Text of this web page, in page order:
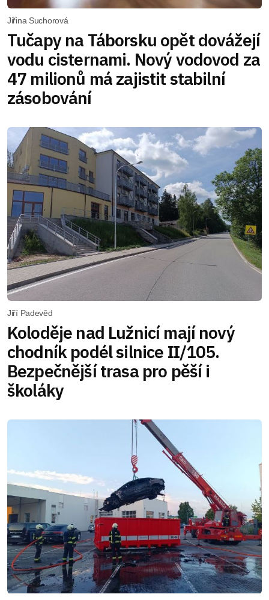
Jiřina Suchorová
Tučapy na Táborsku opět dovážejí
vodu cisternami. Nový vodovod za
47 milionů má zajistit stabilní
zásobování
Jiří Padevěd
Koloděje nad Lužnicí mají nový
chodník podél silnice II/105.
Bezpečnější trasa pro pěší i
školáky